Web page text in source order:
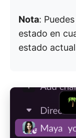
Nota:
estado en
estado